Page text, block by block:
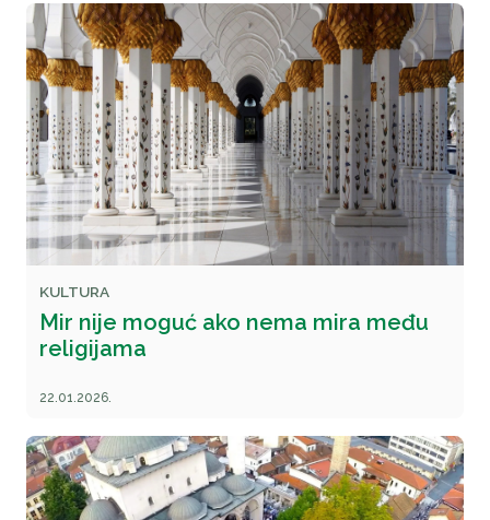
KULTURA
Mir nije moguć ako nema mira među
religijama
22.01.2026.